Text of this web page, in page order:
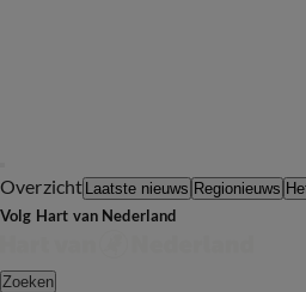
Overzicht Laatste nieuws Regionieuws
Volg Hart van Nederland
Zoeken